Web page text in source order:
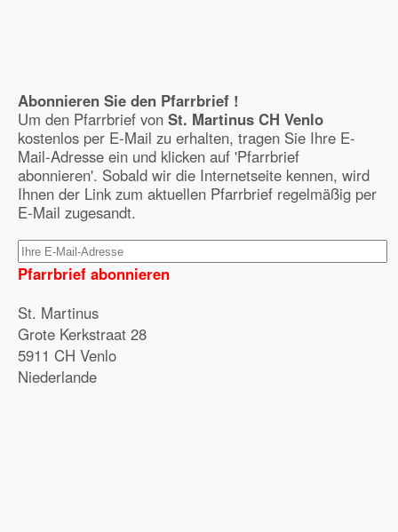
Abonnieren Sie den Pfarrbrief !
Um den Pfarrbrief von St. Martinus CH Venlo
kostenlos per E-Mail zu erhalten, tragen Sie Ihre E-
Mail-Adresse ein und klicken auf 'Pfarrbrief
abonnieren'. Sobald wir die Internetseite kennen, wird
Ihnen der Link zum aktuellen Pfarrbrief regelmäßig per
E-Mail zugesandt.
Pfarrbrief abonnieren
St. Martinus
Grote Kerkstraat 28
5911 CH Venlo
Niederlande